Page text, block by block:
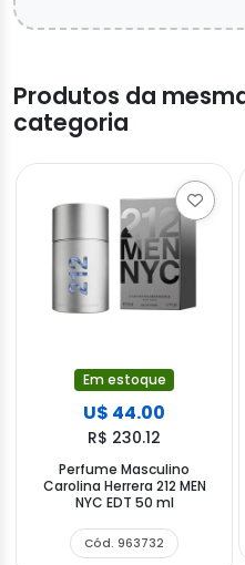
Produtos da
categoria
Em estoque
U$ 44.00
R$ 230.12
Perfume Masculino
Carolina Herrera 212 MEN
NYC EDT 50 ml
Cód. 963732